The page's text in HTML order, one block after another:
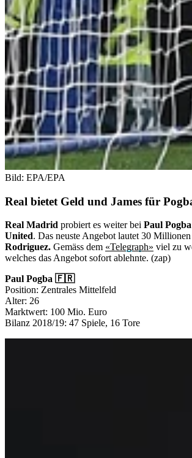
Bild: EPA/EPA
Real bietet Geld und James für
Real Madrid probiert es weiter bei Paul Pogba
United. Das neuste Angebot lautet 30
Rodriguez. Gemäss dem «Telegraph» viel zu
welches das Angebot sofort ablehnte. (zap)
Paul Pogba 🇫🇷
Position: Zentrales Mittelfeld
Alter: 26
Marktwert: 100 Mio. Euro
Bilanz 2018/19: 47 Spiele, 16 Tore